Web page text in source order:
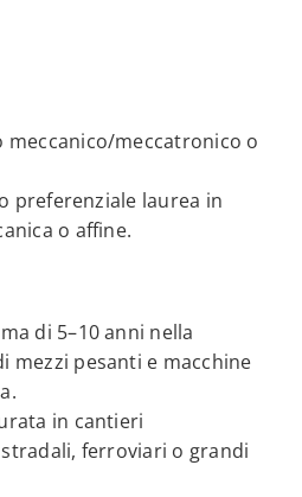
meccanico/meccatronico o
preferenziale laurea in
o affine.
di 5–10 anni nella
mezzi pesanti e macchine
in cantieri
ferroviari o grandi